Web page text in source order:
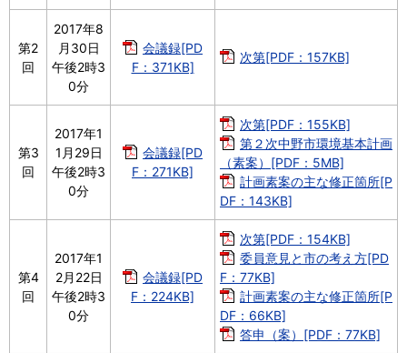
第2
回
2017年8
月30日
午後2時3
0分
会議録[PD
F：371KB]
次第[PDF：157KB]
第3
回
2017年1
1月29日
午後2時3
0分
会議録[PD
F：271KB]
次第[PDF：155KB]
第２次中野市環境基本計画
（素案）[PDF：5MB]
計画素案の主な修正箇所[P
DF：143KB]
第4
回
2017年1
2月22日
午後2時3
0分
会議録[PD
F：224KB]
次第[PDF：154KB]
委員意見と市の考え方[PD
F：77KB]
計画素案の主な修正箇所[P
DF：66KB]
答申（案）[PDF：77KB]